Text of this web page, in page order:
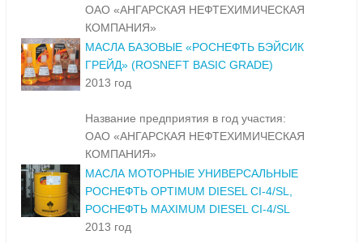
ОАО «АНГАРСКАЯ НЕФТЕХИМИЧЕСКАЯ
КОМПАНИЯ»
МАСЛА БАЗОВЫЕ «РОСНЕФТЬ БЭЙСИК
ГРЕЙД» (ROSNEFT BASIC GRADE)
2013 год
Название предприятия в год участия:
ОАО «АНГАРСКАЯ НЕФТЕХИМИЧЕСКАЯ
КОМПАНИЯ»
МАСЛА МОТОРНЫЕ УНИВЕРСАЛЬНЫЕ
РОСНЕФТЬ OPTIMUM DIESEL CI-4/SL,
РОСНЕФТЬ MAXIMUM DIESEL CI-4/SL
2013 год